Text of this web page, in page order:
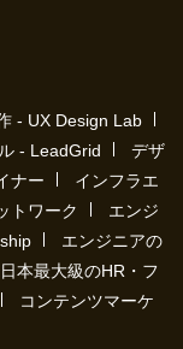
- UX Design Lab
- LeadGrid
デザ
ナー
インフラエ
トワーク
エンジ
エンジニアの
日本最大級のHR・フ
コンテンツマーケ